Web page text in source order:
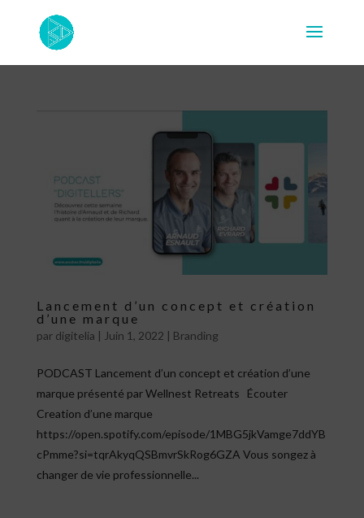
Lancement d’un concept et création
d’une marque
par digitelia | Juin 1, 2022 | Branding
PODCAST Lancement d’un concept et création d’une
marque présenté par Wellnest Retreats Écouter
Creation d’une marque
https://open.spotify.com/episode/1MBG5jkVamge7ddYB
cPmme?si=tqrAkyqQSBmvrSkRog6GZA Vous songez à
changer de vie professionnelle...